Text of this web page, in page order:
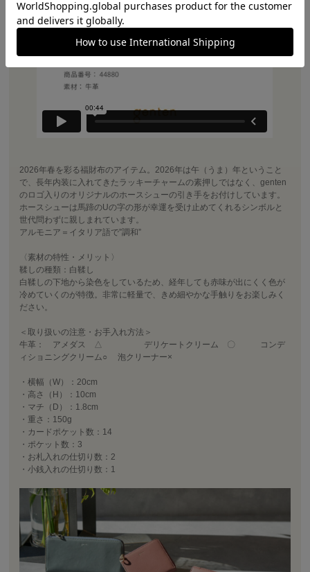
2026年春を彩る福財布のアイテム。2026年は午（うま）年ということ
で、長年内装に入れてきたラッキーチャームの素押しではなく、genten
のロゴ入りのオリジナルのホースシューの引き手をお付けしています。
ホースシューは馬蹄のUの字の形が幸運を受け止めてくれるシンボルと
世代問わずに親しまれています。
アルモニア＝イタリア語で”調和”
〈素材の特性・メリット〉
鞣しの種類：白鞣し
白鞣しの下地から染色をしているため、経年しても赤味が出にくく色が
冷めていくのが特徴。非常に軽量で、きめ細やかな手触りをお楽しみく
ださい。
＜取り扱いの注意・お手入れ方法＞
牛革： アメダス △ デリケートクリーム 〇 コンデ
ィショニングクリーム○ 泡クリーナー×
・横幅（W）：20cm
・高さ（H）：10cm
・マチ（D）：1.8cm
・重さ：150g
・カードポケット数：14
・ポケット数：3
・お札入れの仕切り数：2
・小銭入れの仕切り数：1